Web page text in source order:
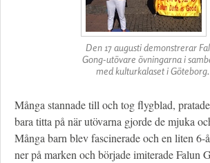
Den 17 augusti demonstrerar
Gong-utövare övningarna i
med kulturkalaset i Göteborg.
Många stannade till och tog flygblad,
bara titta på när utövarna gjorde de mjuka
Många barn blev fascinerade och en liten 6-
ner på marken och började imiterade Falun